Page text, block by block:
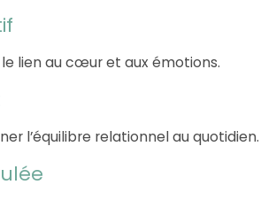
lien au cœur et aux émotions.
l’équilibre relationnel au quotidien.